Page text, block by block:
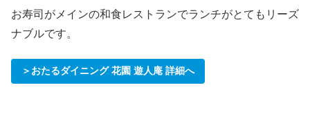
お寿司がメインの和食レストランでランチがとてもリーズ
ナブルです。
＞おたるダイニング 花園 遊人庵 詳細へ